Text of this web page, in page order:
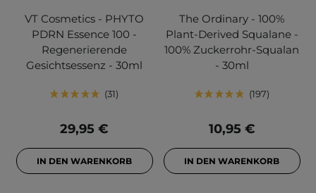
VT Cosmetics - PHYTO
PDRN Essence 100 -
Regenerierende
Gesichtsessenz - 30ml
31
29,95 €
IN DEN WARENKORB
The Ordinary - 100%
Plant-Derived Squalane -
100% Zuckerrohr-Squalan
- 30ml
197
10,95 €
IN DEN WARENKORB